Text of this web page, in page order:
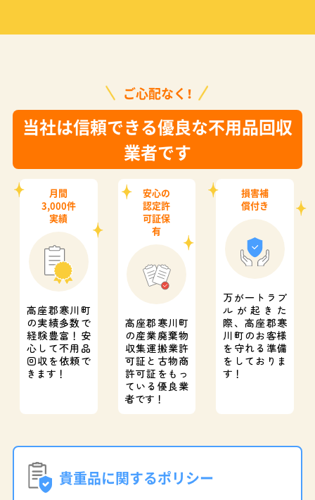
ご心配なく！
当社は信頼できる優良な不用品回収
業者です
月間
3,000件
実績
高座郡寒川町
の実績多数で
経験豊富！ 安
心して不用品
回収を依頼で
きます！
安心の
認定許
可証保
有
高座郡寒川町
の産業廃棄物
収集運搬業許
可証と 古物商
許可証をもっ
ている優良業
者です！
損害補
償付き
万が一トラブ
ルが起きた
際、高座郡寒
川町のお客様
を守れる準備
をしておりま
す！
貴重品に関するポリシー